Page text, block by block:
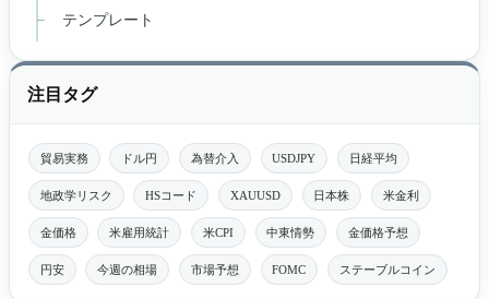
テンプレート
注目タグ
貿易実務 ドル円 為替介入 USDJPY 日経平均
地政学リスク HSコード XAUUSD 日本株 米金利
金価格 米雇用統計 米CPI 中東情勢 金価格予想
円安 今週の相場 市場予想 FOMC ステーブルコイン